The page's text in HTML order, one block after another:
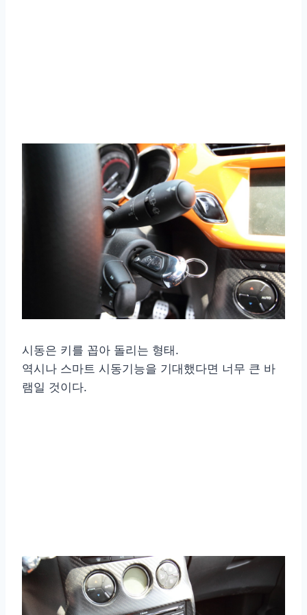
시동은 키를 꼽아 돌리는 형태.
역시나 스마트 시동기능을 기대했다면 너무 큰 바
램일 것이다.